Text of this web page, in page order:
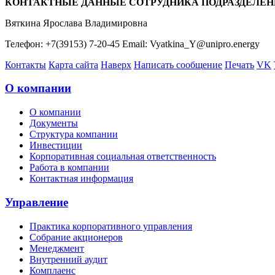
Вяткина Ярослава Владимировна
Телефон: +7(39153) 7-20-45 Email: Vyatkina_Y@unipro.energy
Контакты Карта сайта Наверх Написать сообщение Печать VK
О компании
О компании
Документы
Структура компании
Инвестиции
Корпоративная социальная ответственность
Работа в компании
Контактная информация
Управление
Практика корпоративного управления
Собрание акционеров
Менеджмент
Внутренний аудит
Комплаенс